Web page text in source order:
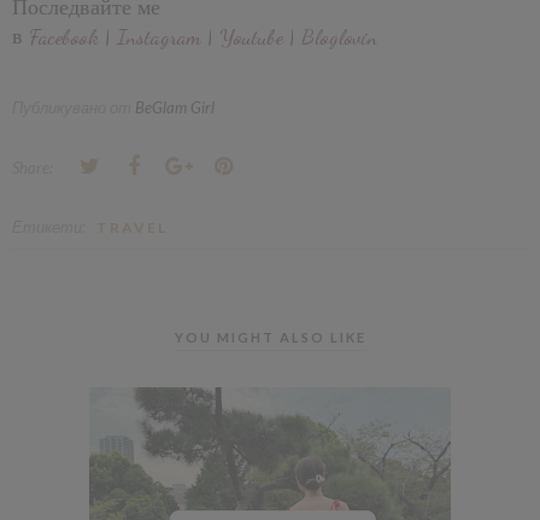
Последвайте ме
в Facebook | Instagram | Youtube | Bloglovin
BeGlam Girl
YOU MIGHT ALSO LIKE